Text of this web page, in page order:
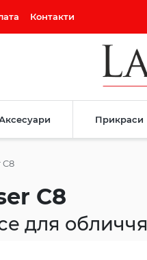
Контакти
Прикраси
C8
C8
для обличчя